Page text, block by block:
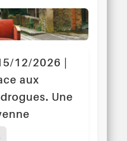
12/2026 |
aux
Une